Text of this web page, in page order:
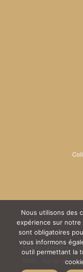
Plan du site
Nous utilisons des
expérience sur
sont obligatoires
vous informons
outil permettant la